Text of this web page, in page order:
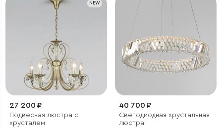
NEW
27 200 ₽
Подвесная люстра с
хрусталем
40 700 ₽
Светодиодная хрустальная
люстра